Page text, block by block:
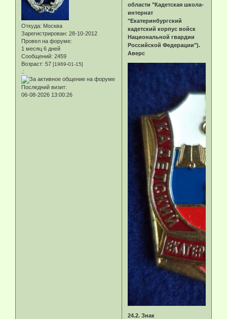
Откуда: Москва
Зарегистрирован: 28-10-2012
Провел на форуме:
1 месяц 6 дней
Сообщений: 2459
Возраст: 57 [1969-01-15]
.:
Последний визит:
06-08-2026 13:00:26
области "Кадетская школа-
интернат
"Екатеринбургский
кадетский корпус войск
Национальной гвардии
Российской Федерации").
Аверс
24.2. Знак